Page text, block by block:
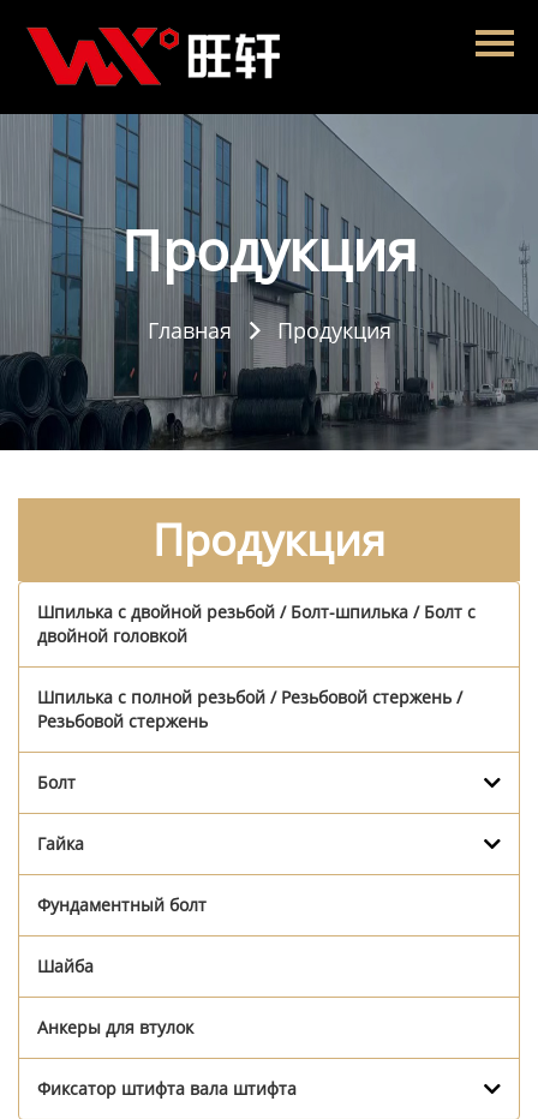
Главная
Продукция
Новости
О нас
Контакты Продукция
Главная  Продукция
Продукция
Шпилька с двойной резьбой / Болт-шпилька / Болт с
двойной головкой
Шпилька с полной резьбой / Резьбовой стержень /
Резьбовой стержень
Болт
Гайка
Фундаментный болт
Шайба
Анкеры для втулок
Фиксатор штифта вала штифта